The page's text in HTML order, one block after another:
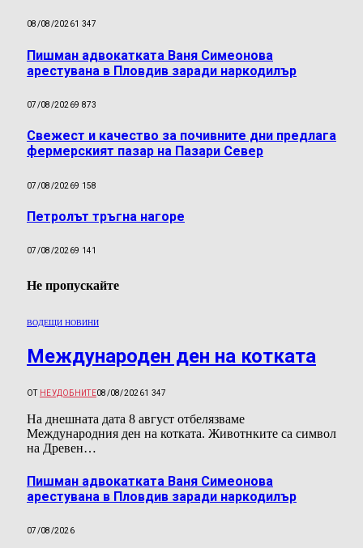
08/08/20261 347
Пишман адвокатката Ваня Симеонова
арестувана в Пловдив заради наркодилър
07/08/20269 873
Свежест и качество за почивните дни предлага
фермерският пазар на Пазари Север
07/08/20269 158
Петролът тръгна нагоре
07/08/20269 141
Не пропускайте
ВОДЕЩИ НОВИНИ
Международен ден на котката
ОТ НЕУДОБНИТЕ08/08/20261 347
На днешната дата 8 август отбелязваме
Международния ден на котката. Животнките са символ
на Древен…
Пишман адвокатката Ваня Симеонова
арестувана в Пловдив заради наркодилър
07/08/2026